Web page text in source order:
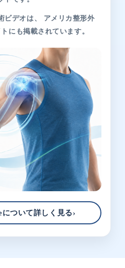
ビデオは、 アメリカ整形外
にも掲載されています。
ついて詳しく見る›